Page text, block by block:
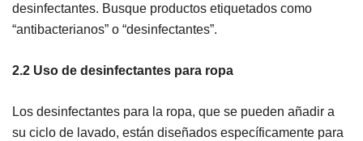
desinfectantes. Busque productos etiquetados como
“antibacterianos” o “desinfectantes”.
2.2 Uso de desinfectantes para ropa
Los desinfectantes para la ropa, que se pueden añadir a
su ciclo de lavado, están diseñados específicamente para